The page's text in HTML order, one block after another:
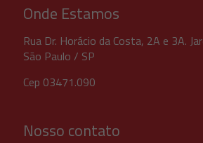
Onde Estamos
Rua Dr. Horácio da Costa, 2A e 3A.
São Paulo / SP
Cep 03471.090
Nosso contato